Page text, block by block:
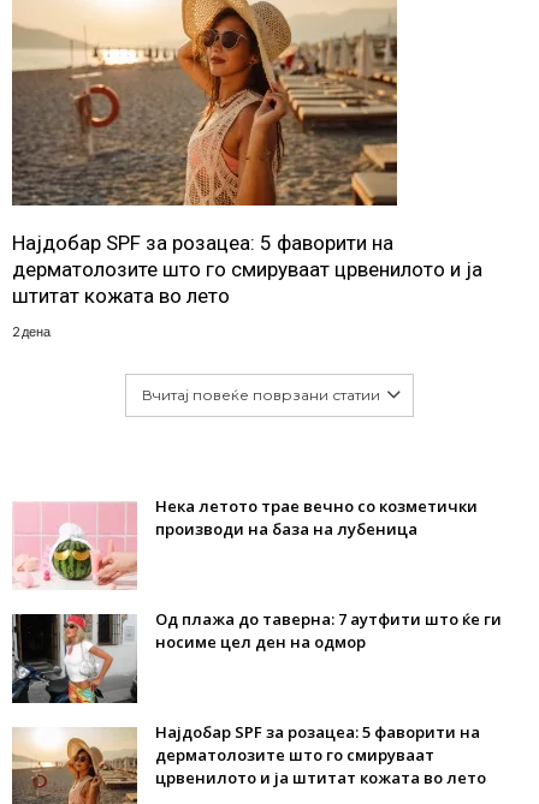
Најдобар SPF за розацеа: 5 фаворити на
дерматолозите што го смируваат црвенилото и ја
штитат кожата во лето
2 дена
Вчитај повеќе поврзани статии
Нека летото трае вечно со козметички
производи на база на лубеница
Од плажа до таверна: 7 аутфити што ќе ги
носиме цел ден на одмор
Најдобар SPF за розацеа: 5 фаворити на
дерматолозите што го смируваат
црвенилото и ја штитат кожата во лето